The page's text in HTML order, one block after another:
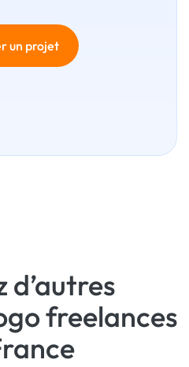
un projet
d’autres
freelances